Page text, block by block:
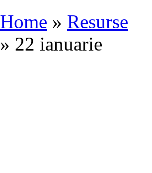
Home » Resurse
» 22 ianuarie